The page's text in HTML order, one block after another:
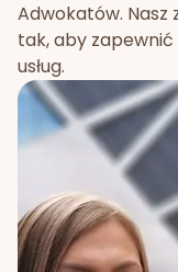
Adwokatów. Nasz
tak, aby
usług.